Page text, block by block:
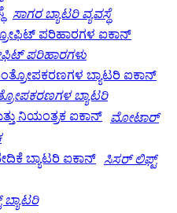
ಸಾಗರ ಬ್ಯಾಟರಿ ವ್ಯವಸ್ಥೆ
ಪರಿಹಾರಗಳು
ಬ್ಯಾಟರಿ
ಮೋಟಾರ್
ಸಿಸರ್ ಲಿಫ್ಟ್